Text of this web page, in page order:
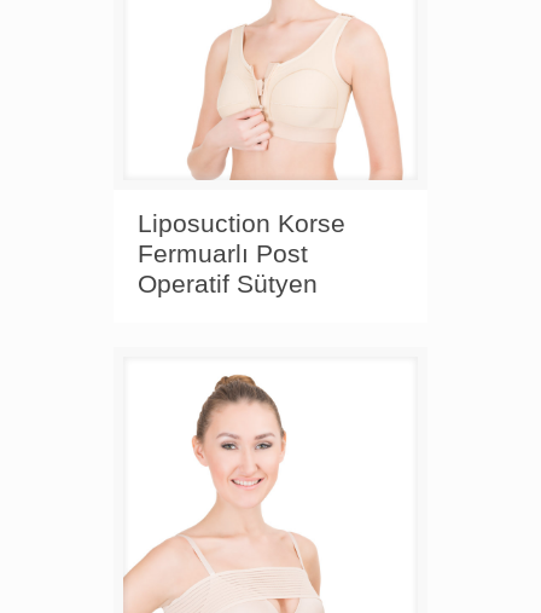
Liposuction Korse
Fermuarlı Post
Operatif Sütyen